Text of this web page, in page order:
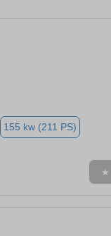
155 kw (211 PS)
★